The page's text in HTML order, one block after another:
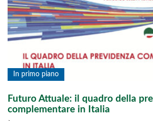
In primo piano
Futuro Attuale: il quadro della
complementare in Italia